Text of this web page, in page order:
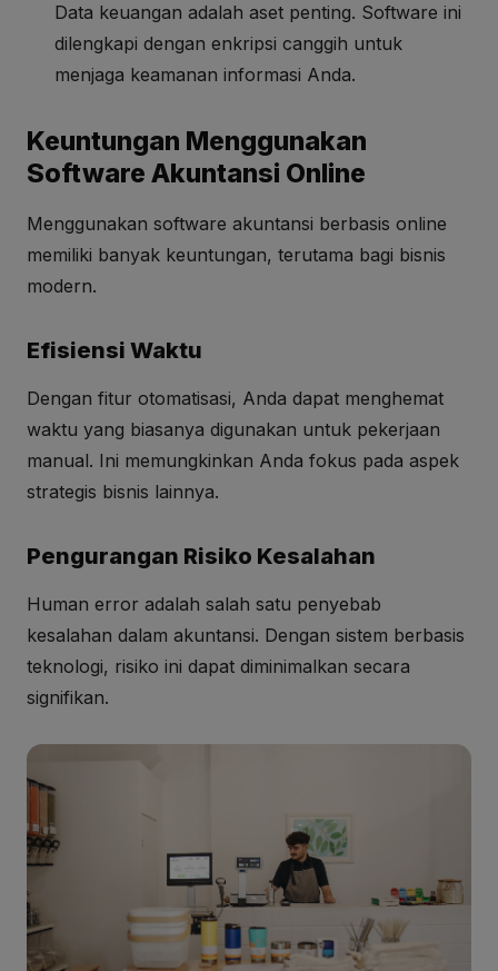
Data keuangan adalah aset penting. Software ini
dilengkapi dengan enkripsi canggih untuk
menjaga keamanan informasi Anda.
Keuntungan Menggunakan
Software Akuntansi Online
Menggunakan software akuntansi berbasis online
memiliki banyak keuntungan, terutama bagi bisnis
modern.
Efisiensi Waktu
Dengan fitur otomatisasi, Anda dapat menghemat
waktu yang biasanya digunakan untuk pekerjaan
manual. Ini memungkinkan Anda fokus pada aspek
strategis bisnis lainnya.
Pengurangan Risiko Kesalahan
Human error adalah salah satu penyebab
kesalahan dalam akuntansi. Dengan sistem berbasis
teknologi, risiko ini dapat diminimalkan secara
signifikan.